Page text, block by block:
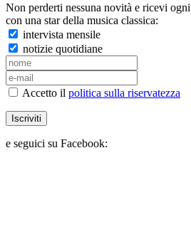
Non perderti nessuna novità e ricevi
con una star della musica classica:
intervista mensile
notizie quotidiane
Accetto il politica sulla riservatezza
Iscriviti
e seguici su Facebook: